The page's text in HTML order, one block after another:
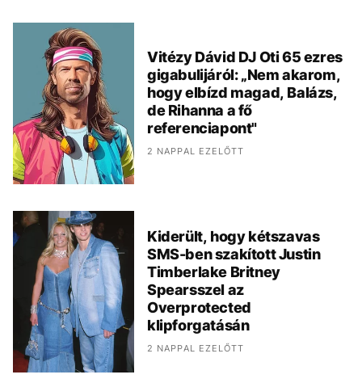
Vitézy Dávid DJ Oti 65 ezres
gigabulijáról: „Nem akarom,
hogy elbízd magad, Balázs,
de Rihanna a fő
referenciapont"
2 NAPPAL EZELŐTT
Kiderült, hogy kétszavas
SMS-ben szakított Justin
Timberlake Britney
Spearsszel az
Overprotected
klipforgatásán
2 NAPPAL EZELŐTT